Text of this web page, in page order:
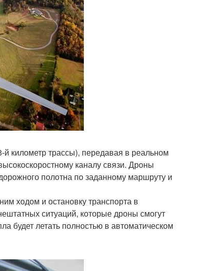
й километр трассы), передавая в реальном
каналу связи. Дроны
полотна по заданному маршруту и
ходом и остановку транспорта в
ситуаций, которые дроны смогут
будет летать полностью в автоматическом